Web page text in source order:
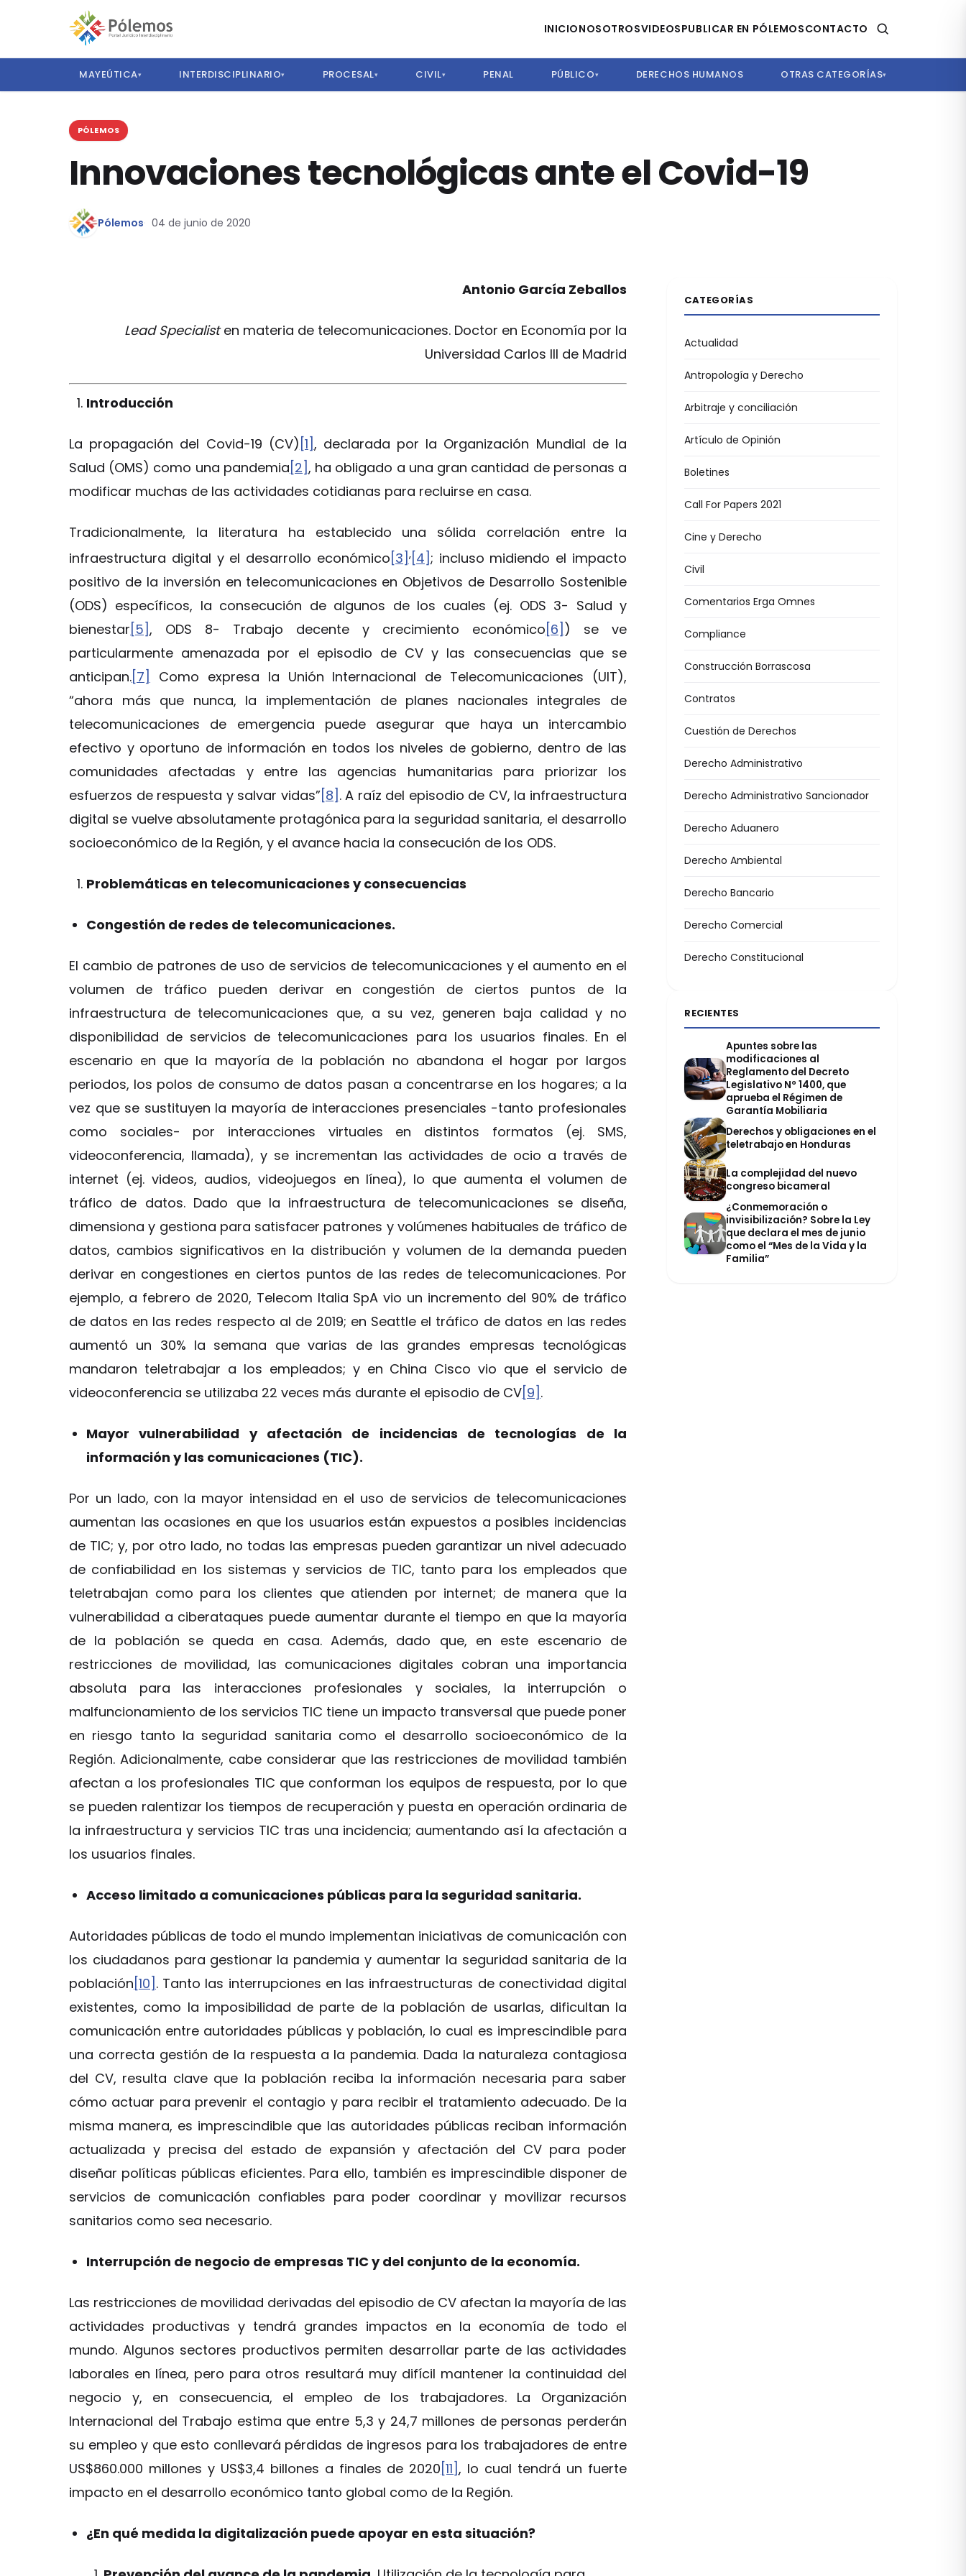
INICIONOSOTROSVIDEOSPUBLICAR EN PÓLEMOSCONTACTO
MAYEÚTICA▾ INTERDISCIPLINARIO▾ PROCESAL▾ CIVIL▾ PENAL PÚBLICO▾ DERECHOS HUMANOS OTRAS CATEGORÍAS▾
PÓLEMOS
Innovaciones tecnológicas ante el Covid-19
Pólemos 04 de junio de 2020
Antonio García Zeballos
Lead Specialisten materia de telecomunicaciones. Doctor en Economía por la
Universidad Carlos III de Madrid
Introducción
La propagación del Covid-19 (CV) [1], declarada por la Organización Mundial de la
Salud (OMS) como una pandemia [2], ha obligado a una gran cantidad de personas a
modificar muchas de las actividades cotidianas para recluirse en casa.
Tradicionalmente, la literatura ha establecido una sólida correlación entre la
infraestructura digital y el desarrollo económico [3],[4]; incluso midiendo el impacto
positivo de la inversión en telecomunicaciones en Objetivos de Desarrollo Sostenible
(ODS) específicos, la consecución de algunos de los cuales (ej. ODS 3- Salud y
bienestar [5], ODS 8- Trabajo decente y crecimiento económico [6] ) se ve
particularmente amenazada por el episodio de CV y las consecuencias que se
anticipan.[7]
Como expresa la Unión Internacional de Telecomunicaciones (UIT),
“ahora más que nunca, la implementación de planes nacionales integrales de
telecomunicaciones de emergencia puede asegurar que haya un intercambio
efectivo y oportuno de información en todos los niveles de gobierno, dentro de las
comunidades afectadas y entre las agencias humanitarias para priorizar los
esfuerzos de respuesta y salvar vidas”[8] . A raíz del episodio de CV, la infraestructura
digital se vuelve absolutamente protagónica para la seguridad sanitaria, el desarrollo
socioeconómico de la Región, y el avance hacia la consecución de los ODS.
Problemáticas en telecomunicaciones y consecuencias
Congestión de redes de telecomunicaciones.
El cambio de patrones de uso de servicios de telecomunicaciones y el aumento en el
volumen de tráfico pueden derivar en congestión de ciertos puntos de la
infraestructura de telecomunicaciones que, a su vez, generen baja calidad y no
disponibilidad de servicios de telecomunicaciones para los usuarios finales. En el
escenario en que la mayoría de la población no abandona el hogar por largos
periodos, los polos de consumo de datos pasan a concentrarse en los hogares; a la
vez que se sustituyen la mayoría de interacciones presenciales -tanto profesionales
como sociales- por interacciones virtuales en distintos formatos (ej. SMS,
videoconferencia, llamada), y se incrementan las actividades de ocio a través de
internet (ej. videos, audios, videojuegos en línea), lo que aumenta el volumen de
tráfico de datos. Dado que la infraestructura de telecomunicaciones se diseña,
dimensiona y gestiona para satisfacer patrones y volúmenes habituales de tráfico de
datos, cambios significativos en la distribución y volumen de la demanda pueden
derivar en congestiones en ciertos puntos de las redes de telecomunicaciones. Por
ejemplo, a febrero de 2020, Telecom Italia SpA vio un incremento del 90% de tráfico
de datos en las redes respecto al de 2019; en Seattle el tráfico de datos en las redes
aumentó un 30% la semana que varias de las grandes empresas tecnológicas
mandaron teletrabajar a los empleados; y en China Cisco vio que el servicio de
videoconferencia se utilizaba 22 veces más durante el episodio de CV[9] .
Mayor vulnerabilidad y afectación de incidencias de tecnologías de la
información y las comunicaciones (TIC).
Por un lado, con la mayor intensidad en el uso de servicios de telecomunicaciones
aumentan las ocasiones en que los usuarios están expuestos a posibles incidencias
de TIC; y, por otro lado, no todas las empresas pueden garantizar un nivel adecuado
de confiabilidad en los sistemas y servicios de TIC, tanto para los empleados que
teletrabajan como para los clientes que atienden por internet; de manera que la
vulnerabilidad a ciberataques puede aumentar durante el tiempo en que la mayoría
de la población se queda en casa. Además, dado que, en este escenario de
restricciones de movilidad, las comunicaciones digitales cobran una importancia
absoluta para las interacciones profesionales y sociales, la interrupción o
malfuncionamiento de los servicios TIC tiene un impacto transversal que puede poner
en riesgo tanto la seguridad sanitaria como el desarrollo socioeconómico de la
Región. Adicionalmente, cabe considerar que las restricciones de movilidad también
afectan a los profesionales TIC que conforman los equipos de respuesta, por lo que
se pueden ralentizar los tiempos de recuperación y puesta en operación ordinaria de
la infraestructura y servicios TIC tras una incidencia; aumentando así la afectación a
los usuarios finales.
Acceso limitado a comunicaciones públicas para la seguridad sanitaria.
Autoridades públicas de todo el mundo implementan iniciativas de comunicación con
los ciudadanos para gestionar la pandemia y aumentar la seguridad sanitaria de la
población [10] . Tanto las interrupciones en las infraestructuras de conectividad digital
existentes, como la imposibilidad de parte de la población de usarlas, dificultan la
comunicación entre autoridades públicas y población, lo cual es imprescindible para
una correcta gestión de la respuesta a la pandemia. Dada la naturaleza contagiosa
del CV, resulta clave que la población reciba la información necesaria para saber
cómo actuar para prevenir el contagio y para recibir el tratamiento adecuado. De la
misma manera, es imprescindible que las autoridades públicas reciban información
actualizada y precisa del estado de expansión y afectación del CV para poder
diseñar políticas públicas eficientes. Para ello, también es imprescindible disponer de
servicios de comunicación confiables para poder coordinar y movilizar recursos
sanitarios como sea necesario.
Interrupción de negocio de empresas TIC y del conjunto de la economía.
Las restricciones de movilidad derivadas del episodio de CV afectan la mayoría de las
actividades productivas y tendrá grandes impactos en la economía de todo el
mundo. Algunos sectores productivos permiten desarrollar parte de las actividades
laborales en línea, pero para otros resultará muy difícil mantener la continuidad del
negocio y, en consecuencia, el empleo de los trabajadores. La Organización
Internacional del Trabajo estima que entre 5,3 y 24,7 millones de personas perderán
su empleo y que esto conllevará pérdidas de ingresos para los trabajadores de entre
US$860.000 millones y US$3,4 billones a finales de 2020 [11], lo cual tendrá un fuerte
impacto en el desarrollo económico tanto global como de la Región.
¿En qué medida la digitalización puede apoyar en esta situación?
CATEGORÍAS
Actualidad
Antropología y Derecho
Arbitraje y conciliación
Artículo de Opinión
Boletines
Call For Papers 2021
Cine y Derecho
Civil
Comentarios Erga Omnes
Compliance
Construcción Borrascosa
Contratos
Cuestión de Derechos
Derecho Administrativo
Derecho Administrativo Sancionador
Derecho Aduanero
Derecho Ambiental
Derecho Bancario
Derecho Comercial
Derecho Constitucional
RECIENTES
Apuntes sobre las
modificaciones al
Reglamento del Decreto
Legislativo Nº 1400, que
aprueba el Régimen de
Garantía Mobiliaria
Derechos y obligaciones en el
teletrabajo en Honduras
La complejidad del nuevo
congreso bicameral
¿Conmemoración o
invisibilización? Sobre la Ley
que declara el mes de junio
como el “Mes de la Vida y la
Familia”